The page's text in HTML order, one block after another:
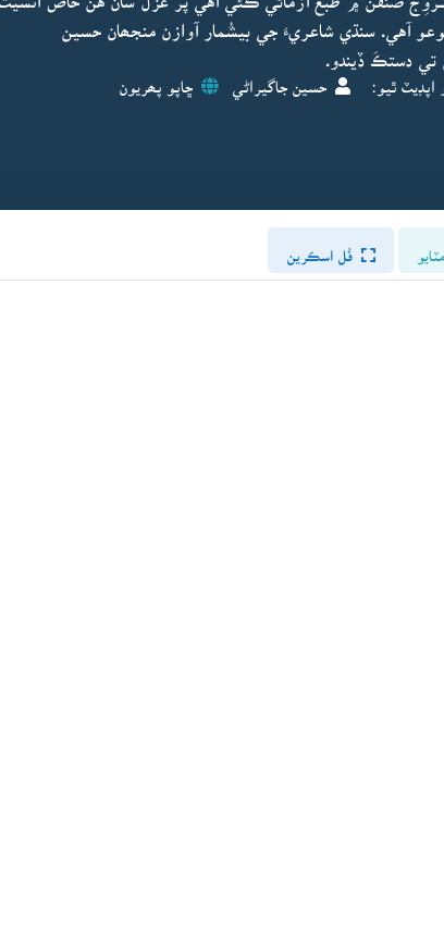
آهي. سنڌي شاعريءَ جي بيشُمار آوازن منجھان حسين
تي دستڪَ ڏيندو.
اپڊيٽ ٿيو: حسين جاگيراڻي ڇاپو پھريون
فُل اسڪرين